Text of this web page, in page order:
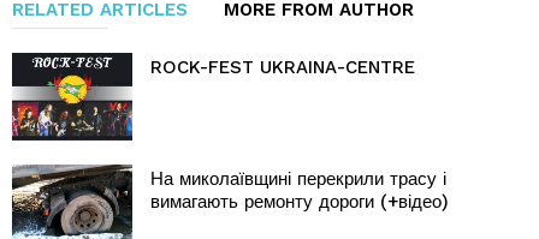
RELATED ARTICLES MORE FROM AUTHOR
ROCK-FEST UKRAINA-CENTRE
На миколаївщині перекрили трасу і
вимагають ремонту дороги (+відео)